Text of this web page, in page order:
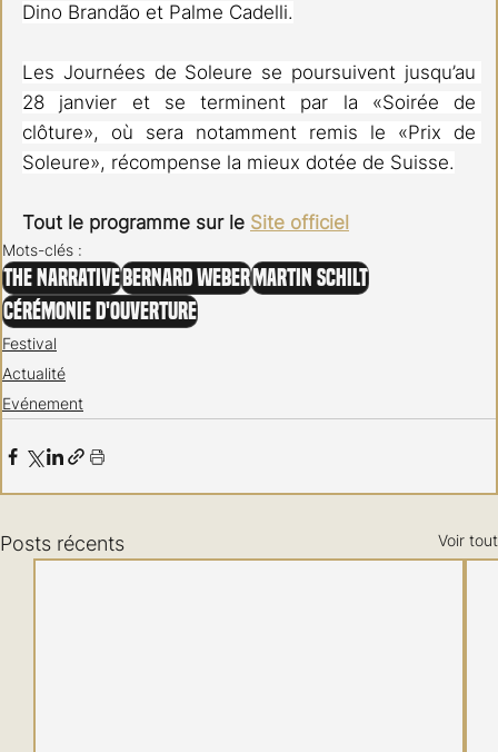
Dino Brandão et Palme Cadelli.
Les Journées de Soleure se poursuivent jusqu’au
28 janvier et se terminent par la «Soirée de
clôture», où sera notamment remis le «Prix de
Soleure», récompense la mieux dotée de Suisse.
Tout le programme sur le Site officiel
Mots-clés :
The Narrative Bernard WeberMartin Schilt
Cérémonie d'ouverture
Festival
Actualité
Evénement
Posts récents Voir tout